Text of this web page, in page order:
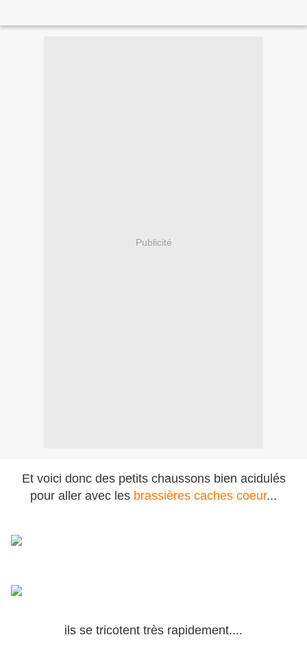
Publicité
Et voici donc des petits chaussons bien acidulés
pour aller avec les brassières caches coeur...
ils se tricotent très rapidement....